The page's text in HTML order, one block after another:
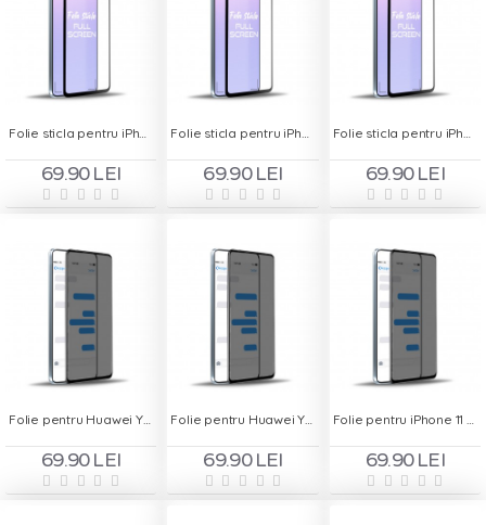
69.90 LEI 69.90 LEI 69.90 LEI
Folie pentru Huawei Y5 2019 - Privacy
69.90 LEI 69.90 LEI 69.90 LEI